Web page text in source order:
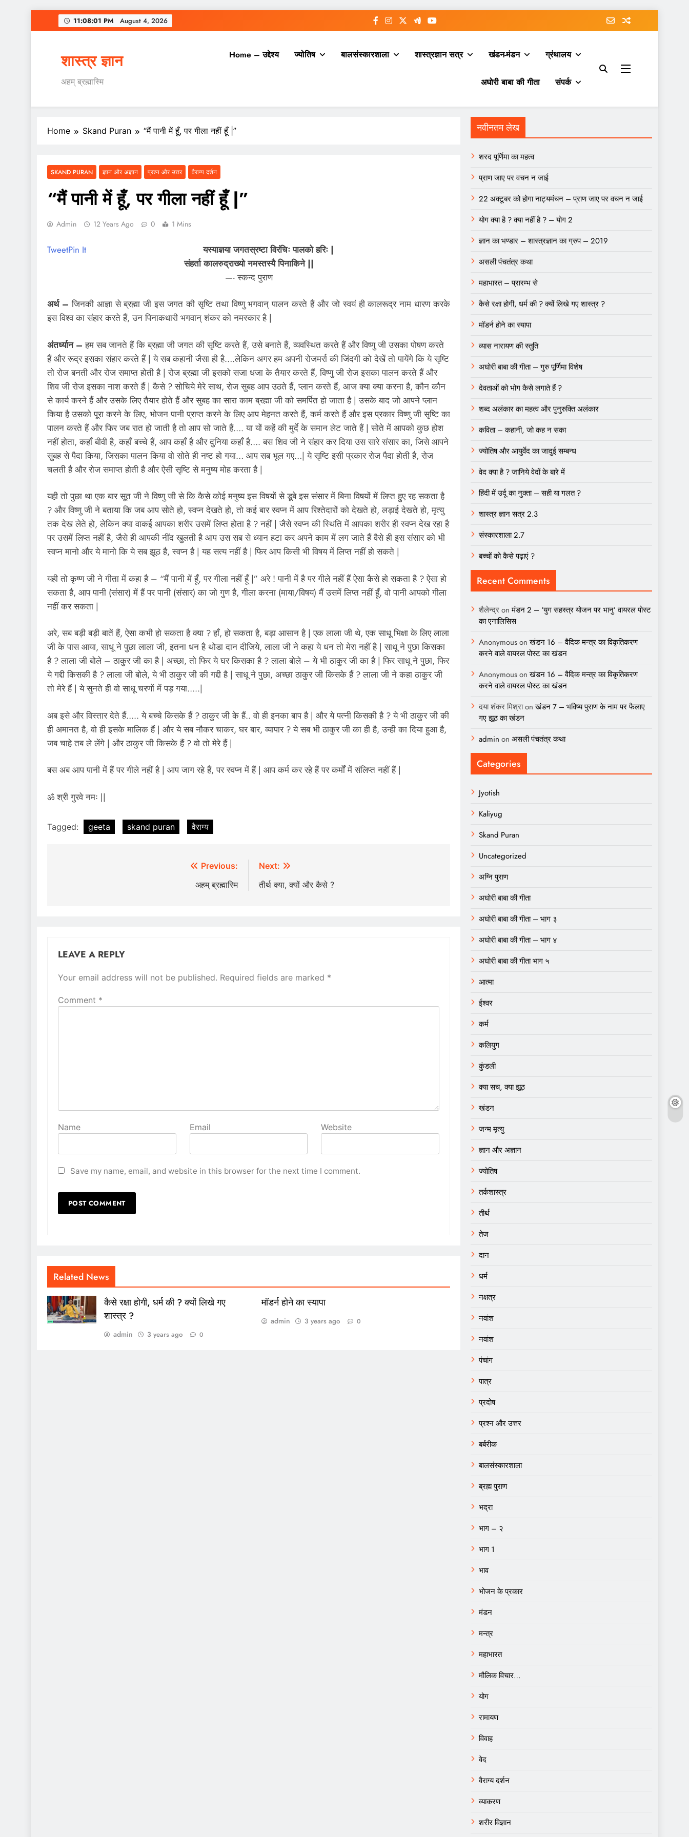
to
11:08:02 PM August 4,
2026
शास्त्र ज्ञान
अहम् ब्रह्मास्मि
Home – उद्देश्य ज्योतिष बालसंस्कारशाला शास्त्रज्ञान सत्र खंडन-मंडन ग्रंथालय
अघोरी बाबा की गीता संपर्क
Home Skand Puran “मैं पानी में हूँ, पर गीला नहीं हूँ |”
SKAND PURAN ज्ञान और अज्ञान प्रश्न और उत्तर वैराग्य दर्शन
“मैं पानी में हूँ, पर गीला नहीं हूँ |”
Admin 12 Years Ago 0 1 Mins
TweetPin It
यस्याज्ञया जगतस्रष्टा विरंचिः पालको हरिः |
संहर्ता कालरुद्राख्यो नमस्तस्यै पिनाकिने ||
—- स्कन्द पुराण
अर्थ – जिनकी आज्ञा से ब्रह्मा जी इस जगत की सृष्टि तथा विष्णु भगवान् पालन करते हैं और जो स्वयं ही कालरूद्र नाम धारण करके
इस विश्व का संहार करते हैं, उन पिनाकधारी भगवान् शंकर को नमस्कार है |
अंतर्ध्यान – हम सब जानते हैं कि ब्रह्मा जी जगत की सृष्टि करते हैं, उसे बनाते हैं, व्यवस्थित करते हैं और विष्णु जी उसका पोषण करते
हैं और रूद्र इसका संहार करते हैं | ये सब कहानी जैसा ही है….लेकिन अगर हम अपनी रोजमर्रा की जिंदगी को देखें तो पायेंगे कि ये सृष्टि
तो रोज बनती और रोज समाप्त होती है | रोज ब्रह्मा जी इसको सजा धजा के तैयार करते हैं, विष्णु जी रोज इसका पालन करते हैं और
शिव जी रोज इसका नाश करते हैं | कैसे ? सोचिये मेरे साथ, रोज सुबह आप उठते हैं, प्लान करते हैं, आज क्या क्या करना है, कौन कौन
से कार्य करने हैं और उसके लिए तैयार होते हैं और सुबह का सारा काम ब्रह्मा जी को समर्पित हो जाता है | उसके बाद जो आपने प्लान
किया है उसको पूरा करने के लिए, भोजन पानी प्राप्त करने के लिए आप मेहनत करते हैं, कर्म करते हैं और इस प्रकार विष्णु जी सृष्टि का
पालन करते हैं और फिर जब रात हो जाती है तो आप सो जाते हैं…. या यों कहें की मुर्दे के समान लेट जाते हैं | सोते में आपको कुछ होश
नहीं होता, कहाँ बीवी है, कहाँ बच्चे हैं, आप कहाँ है और दुनिया कहाँ है…. बस शिव जी ने संहार कर दिया उस सारे संसार का, जिसे आपने
सुबह से पैदा किया, जिसका पालन किया वो सोते ही नष्ट हो गया… आप सब भूल गए…| ये सृष्टि इसी प्रकार रोज पैदा होती है, रोज
चलती है और रोज समाप्त होती है और ऐसी सृष्टि से मनुष्य मोह करता है |
यही तो पुछा था एक बार सूत जी ने विष्णु जी से कि कैसे कोई मनुष्य इस विषयों से डूबे इस संसार में बिना विषयों में लिप्त हुए रह सकता है
? और विष्णु जी ने बताया कि जब आप सोते हो, स्वप्न देखते हो, तो कई बार स्वप्न में आप रिश्तेदारों को देखते हो, लड़ाई देखते हो, मृत्यु
तक देख लेते हो, लेकिन क्या वाकई आपका शरीर उसमें लिप्त होता है ? नहीं | जैसे स्वप्न की स्थिति में आपका शरीर ही स्वप्न देख रहा है
पर उसमें लिप्त नहीं है, जैसे ही आपकी नींद खुलती है आप उस सब से ध्यान हटा कर अपने काम में लग जाते हैं वैसे ही इस संसार को भी
स्वप्न मानो और ये मानो कि ये सब झूठ है, स्वप्न है | यह सत्य नहीं है | फिर आप किसी भी विषय में लिप्त नहीं हो सकते |
यही तो कृष्ण जी ने गीता में कहा है – “मैं पानी में हूँ, पर गीला नहीं हूँ |” अरे ! पानी में है पर गीले नहीं हैं ऐसा कैसे हो सकता है ? ऐसा हो
सकता है, आप पानी (संसार) में हैं पर पानी (संसार) का जो गुण है, गीला करना (माया/विषय) मैं उसमें लिप्त नहीं हूँ, वो पानी आपको गीला
नहीं कर सकता |
अरे, सब बड़ी बड़ी बातें हैं, ऐसा कभी हो सकता है क्या ? हाँ, हो सकता है, बड़ा आसान है | एक लाला जी थे, एक साधू भिक्षा के लिए लाला
जी के पास आया, साधू ने पुछा लाला जी, इतना धन है थोडा दान दीजिये, लाला जी ने कहा ये धन तो मेरा नहीं है | साधू ने पुछा किसका
है ? लाला जी बोले – ठाकुर जी का है | अच्छा, तो फिर ये घर किसका है ? लाला बोले – ये भी ठाकुर जी का है | फिर साधू ने पुछा, फिर
ये गद्दी किसकी है ? लाला जी बोले, ये भी ठाकुर जी की गद्दी है | साधू ने पुछा, अच्छा ठाकुर जी किसके हैं ? लाला जी ने कहा ठाकुर जी
तो मेरे हैं | ये सुनते ही वो साधू चरणों में पड़ गया…..|
अब इसे और विस्तार देते हैं….. ये बच्चे किसके हैं ? ठाकुर जी के हैं.. वो ही इनका बाप है | और ये पत्नी किसकी है ? ये भी ठाकुर जी की
ही अमानत है, वो ही इसके मालिक हैं | और ये सब नौकर चाकर, घर बार, व्यापार ? ये सब भी ठाकुर जी का ही है, उन्ही का दिया हुआ है,
जब चाहे तब ले लेंगे | और ठाकुर जी किसके हैं ? वो तो मेरे हैं |
बस अब आप पानी में हैं पर गीले नहीं है | आप जाग रहे हैं, पर स्वप्न में हैं | आप कर्म कर रहे हैं पर कर्मों में संलिप्त नहीं हैं |
ॐ श्री गुरवे नमः ||
Tagged: geeta skand puran वैराग्य
Previous:
अहम् ब्रह्मास्मि
Next:
तीर्थ क्या, क्यों और कैसे ?
LEAVE A REPLY
Your email address will not be published. Required fields are marked *
Comment *
Name Email Website
Save my name, email, and website in this browser for the next time I comment.
Alternative:
Related News
कैसे रक्षा होगी, धर्म की ? क्यों लिखे गए
शास्त्र ?
admin 3 years ago 0
मॉडर्न होने का स्यापा
admin 3 years ago 0
नवीनतम लेख
शरद पूर्णिमा का महत्व
प्राण जाए पर वचन न जाई
22 अक्टूबर को होगा नाट्यमंचन – प्राण जाए पर वचन न जाई
योग क्या है ? क्या नहीं है ? – योग 2
ज्ञान का भण्डार – शास्त्रज्ञान का ग्रुप – 2019
असली पंचतंत्र कथा
महाभारत – प्रारम्भ से
कैसे रक्षा होगी, धर्म की ? क्यों लिखे गए शास्त्र ?
मॉडर्न होने का स्यापा
व्यास नारायण की स्तुति
अघोरी बाबा की गीता – गुरु पूर्णिमा विशेष
देवताओं को भोग कैसे लगाते हैं ?
शब्द अलंकार का महत्व और पुनुरुक्ति अलंकार
कविता – कहानी, जो कह न सका
ज्योतिष और आयुर्वेद का जादुई सम्बन्ध
वेद क्या है ? जानिये वेदों के बारे में
हिंदी में उर्दू का नुक्ता – सही या गलत ?
शास्त्र ज्ञान सत्र 2.3
संस्कारशाला 2.7
बच्चों को कैसे पढ़ाएं ?
Recent Comments
शैलेन्द्रonमंडन 2 – ‘युग सहस्त्र योजन पर भानु’ वायरल पोस्ट
का एनालिसिस
Anonymousonखंडन 16 – वैदिक मन्त्र का विकृतिकरण
करने वाले वायरल पोस्ट का खंडन
Anonymousonखंडन 16 – वैदिक मन्त्र का विकृतिकरण
करने वाले वायरल पोस्ट का खंडन
दया शंकर मिश्राonखंडन 7 – भविष्य पुराण के नाम पर फैलाए
गए झूठ का खंडन
admin on असली पंचतंत्र कथा
Categories
Jyotish
Kaliyug
Skand Puran
Uncategorized
अग्नि पुराण
अघोरी बाबा की गीता
अघोरी बाबा की गीता – भाग ३
अघोरी बाबा की गीता – भाग ४
अघोरी बाबा की गीता भाग ५
आत्मा
ईश्वर
कर्म
कलियुग
कुंडली
क्या सच, क्या झूठ
खंडन
जन्म मृत्यु
ज्ञान और अज्ञान
ज्योतिष
तर्कशास्त्र
तीर्थ
तेज
दान
धर्म
नक्षत्र
नवांश
नवांश
पंचांग
पात्र
प्रदोष
प्रश्न और उत्तर
बर्बरीक
बालसंस्कारशाला
ब्रह्म पुराण
भद्रा
भाग – २
भाग 1
भाव
भोजन के प्रकार
मंडन
मन्त्र
महाभारत
मौलिक विचार…
योग
रामायण
विवाह
वेद
वैराग्य दर्शन
व्याकरण
शरीर विज्ञान